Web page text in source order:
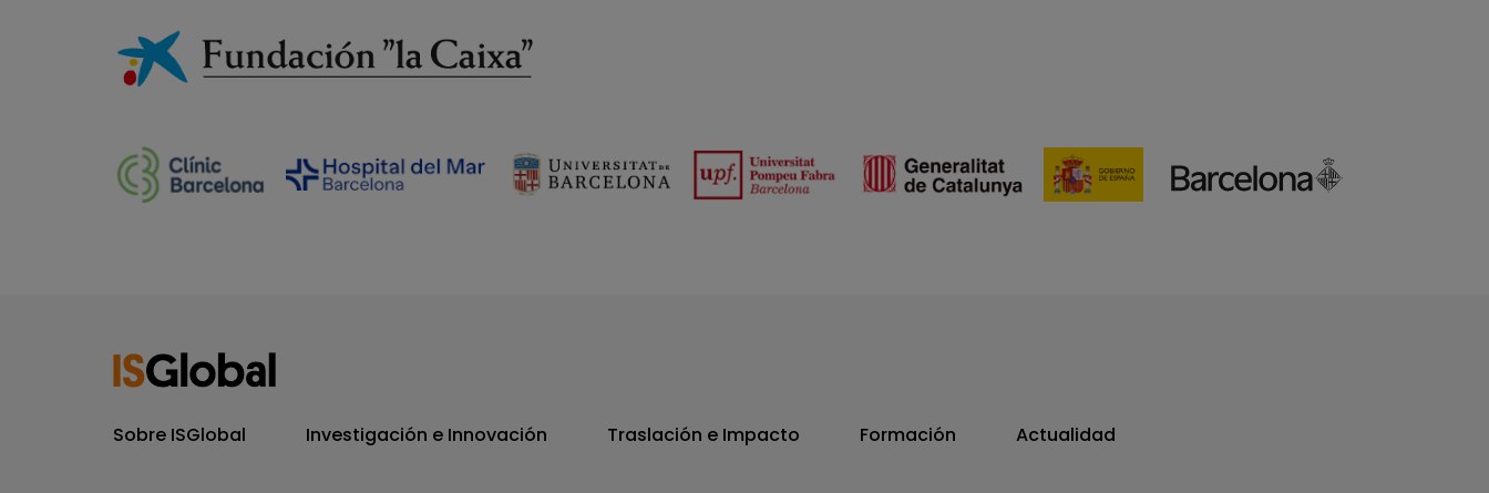
Sobre ISGlobal Investigación e Innovación Traslación e Impacto Formación Actualidad